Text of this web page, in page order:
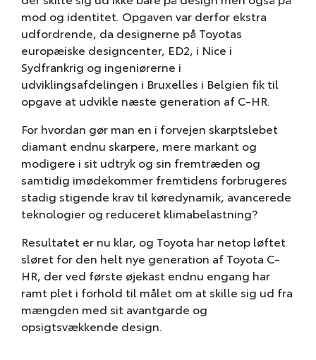
mod og identitet. Opgaven var derfor ekstra
udfordrende, da designerne på Toyotas
europæiske designcenter, ED2, i Nice i
Sydfrankrig og ingeniørerne i
udviklingsafdelingen i Bruxelles i Belgien fik til
opgave at udvikle næste generation af C-HR.
For hvordan gør man en i forvejen skarptslebet
diamant endnu skarpere, mere markant og
modigere i sit udtryk og sin fremtræden og
samtidig imødekommer fremtidens forbrugeres
stadig stigende krav til køredynamik, avancerede
teknologier og reduceret klimabelastning?
Resultatet er nu klar, og Toyota har netop løftet
sløret for den helt nye generation af Toyota C-
HR, der ved første øjekast endnu engang har
ramt plet i forhold til målet om at skille sig ud fra
mængden med sit avantgarde og
opsigtsvækkende design.